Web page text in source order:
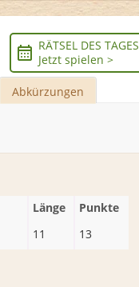
RÄTSEL DES TAGES
Jetzt spielen >
Abkürzungen
Länge
Punkte
11 13